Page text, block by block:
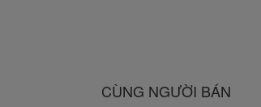
CÙNG NGƯỜI BÁN